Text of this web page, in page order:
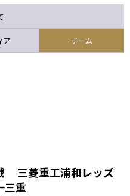
ア チーム
三菱重工浦和レッズ
三重